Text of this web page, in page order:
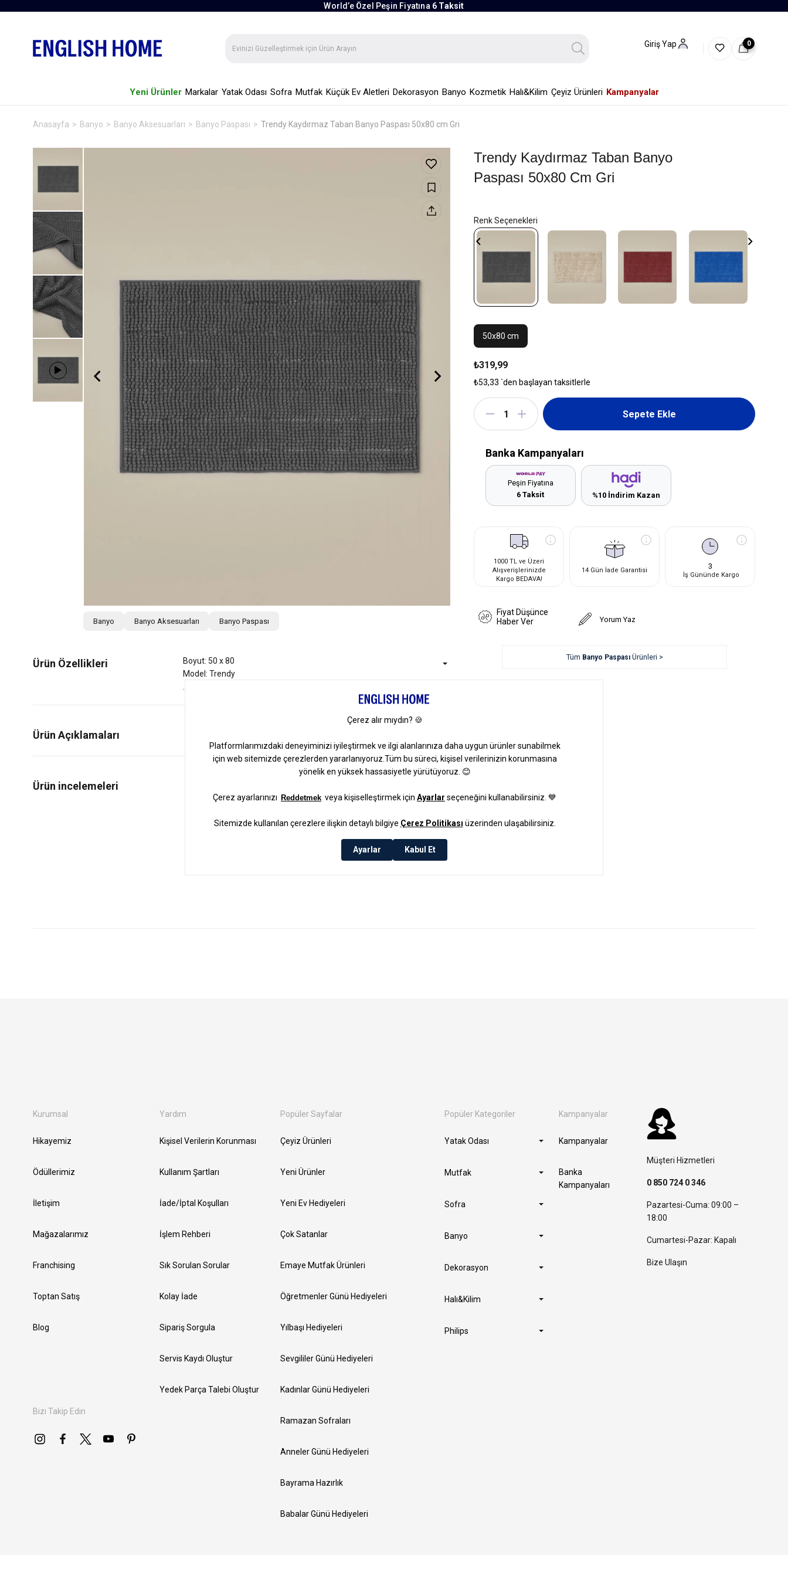
World’e Özel Peşin Fiyatına 6 Taksit
Giriş Yap 0
Yeni Ürünler Markalar Yatak Odası Sofra Mutfak Küçük Ev Aletleri Dekorasyon Banyo Kozmetik Halı&Kilim Çeyiz Ürünleri Kampanyalar
Anasayfa Banyo Banyo Aksesuarları Banyo Paspası Trendy Kaydırmaz Taban Banyo Paspası 50x80 cm Gri
Banyo Banyo Aksesuarları Banyo Paspası
Ürün Özellikleri
Boyut: 50 x 80
Model: Trendy
Ürün Açıklamaları
Trendy Kaydırmaz Taban Banyo
Paspası 50x80 Cm Gri
50x80 cm
₺319,99
₺53,33 `den başlayan taksitlerle
Banka Kampanyaları
Peşin Fiyatına
6 Taksit
%10 İndirim Kazan
1000 TL ve Üzeri
Alışverişlerinizde
Kargo BEDAVA!
14 Gün İade Garantisi 3
İş Gününde Kargo
Fiyat Düşünce
Haber Ver
Yorum Yaz
Tüm Banyo PaspasıÜrünleri >
Kurumsal
Hikayemiz
Ödüllerimiz
İletişim
Mağazalarımız
Franchising
Toptan Satış
Blog
Bizi Takip Edin
Yardım
Kişisel Verilerin Korunması
Kullanım Şartları
İade/İptal Koşulları
İşlem Rehberi
Sık Sorulan Sorular
Kolay İade
Sipariş Sorgula
Servis Kaydı Oluştur
Yedek Parça Talebi Oluştur
Popüler Sayfalar
Çeyiz Ürünleri
Yeni Ürünler
Yeni Ev Hediyeleri
Çok Satanlar
Emaye Mutfak Ürünleri
Öğretmenler Günü Hediyeleri
Yılbaşı Hediyeleri
Sevgililer Günü Hediyeleri
Kadınlar Günü Hediyeleri
Ramazan Sofraları
Anneler Günü Hediyeleri
Bayrama Hazırlık
Babalar Günü Hediyeleri
Popüler Kategoriler
Yatak Odası
Mutfak
Sofra
Banyo
Dekorasyon
Halı&Kilim
Philips
Kampanyalar
Kampanyalar
Banka
Kampanyaları
Müşteri Hizmetleri
0 850 724 0 346
Pazartesi-Cuma: 09:00 –
18:00
Cumartesi-Pazar: Kapalı
Bize Ulaşın